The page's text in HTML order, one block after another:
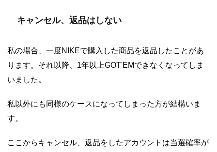
キャンセル、返品はしない
私の場合、一度NIKEで購入した商品を返品したことがあ
ります。それ以降、1年以上GOT'EMできなくなってしま
いました。
私以外にも同様のケースになってしまった方が結構いま
す。
ここからキャンセル、返品をしたアカウントは当選確率が